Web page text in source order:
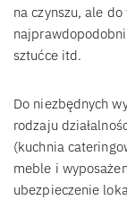
na czynszu, ale
sztućce itd.
Do niezbędnych
rodzaju
(kuchnia
meble i
ubezpieczenie